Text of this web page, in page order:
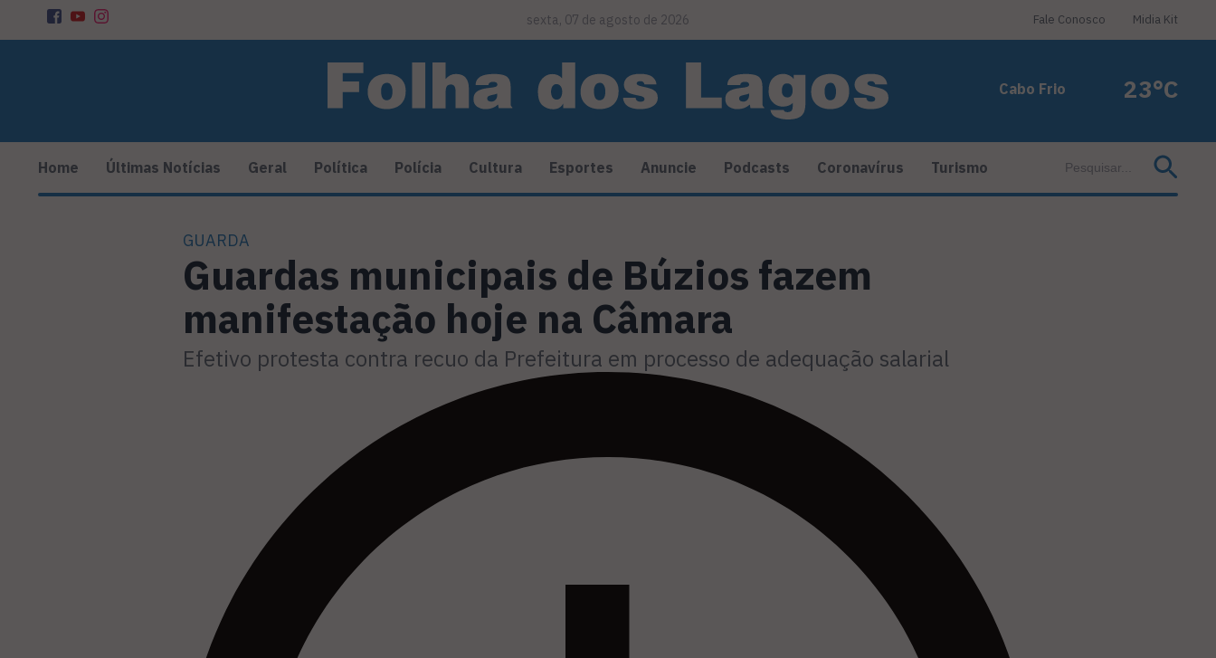
sexta, 07 de agosto de 2026 Fale Conosco Midia Kit
Cabo Frio 23°C
Home Últimas Notícias Geral Política Polícia Cultura Esportes Anuncie Podcasts Coronavírus Turismo
GUARDA
Guardas municipais de Búzios fazem
manifestação hoje na Câmara
Efetivo protesta contra recuo da Prefeitura em processo de adequação salarial